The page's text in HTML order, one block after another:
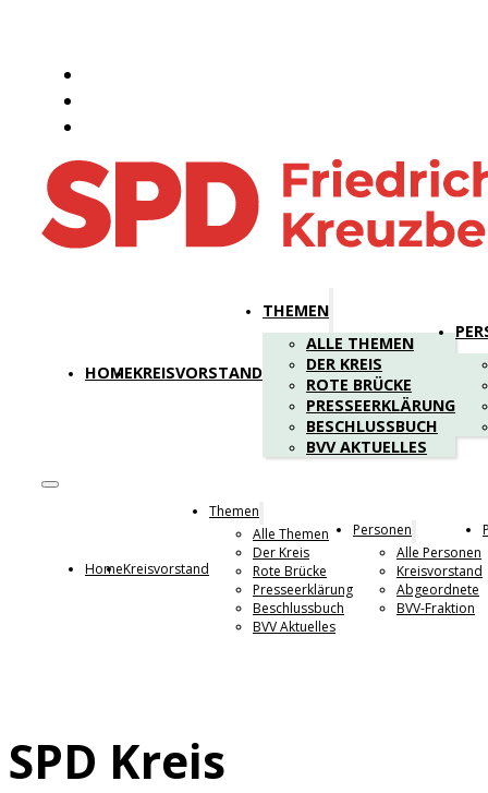
HOMEKREISVORSTAND
THEMEN
ALLE THEMEN
DER KREIS
ROTE BRÜCKE
PRESSEERKLÄRUNG
BESCHLUSSBUCH
BVV AKTUELLES
HomeKreisvorstand
Themen
Alle Themen
Der Kreis
Rote Brücke
Presseerklärung
Beschlussbuch
BVV Aktuelles
Personen
Alle Personen
Kreisvorstand
Abgeordnete
BVV-Fraktion
SPD Kreis